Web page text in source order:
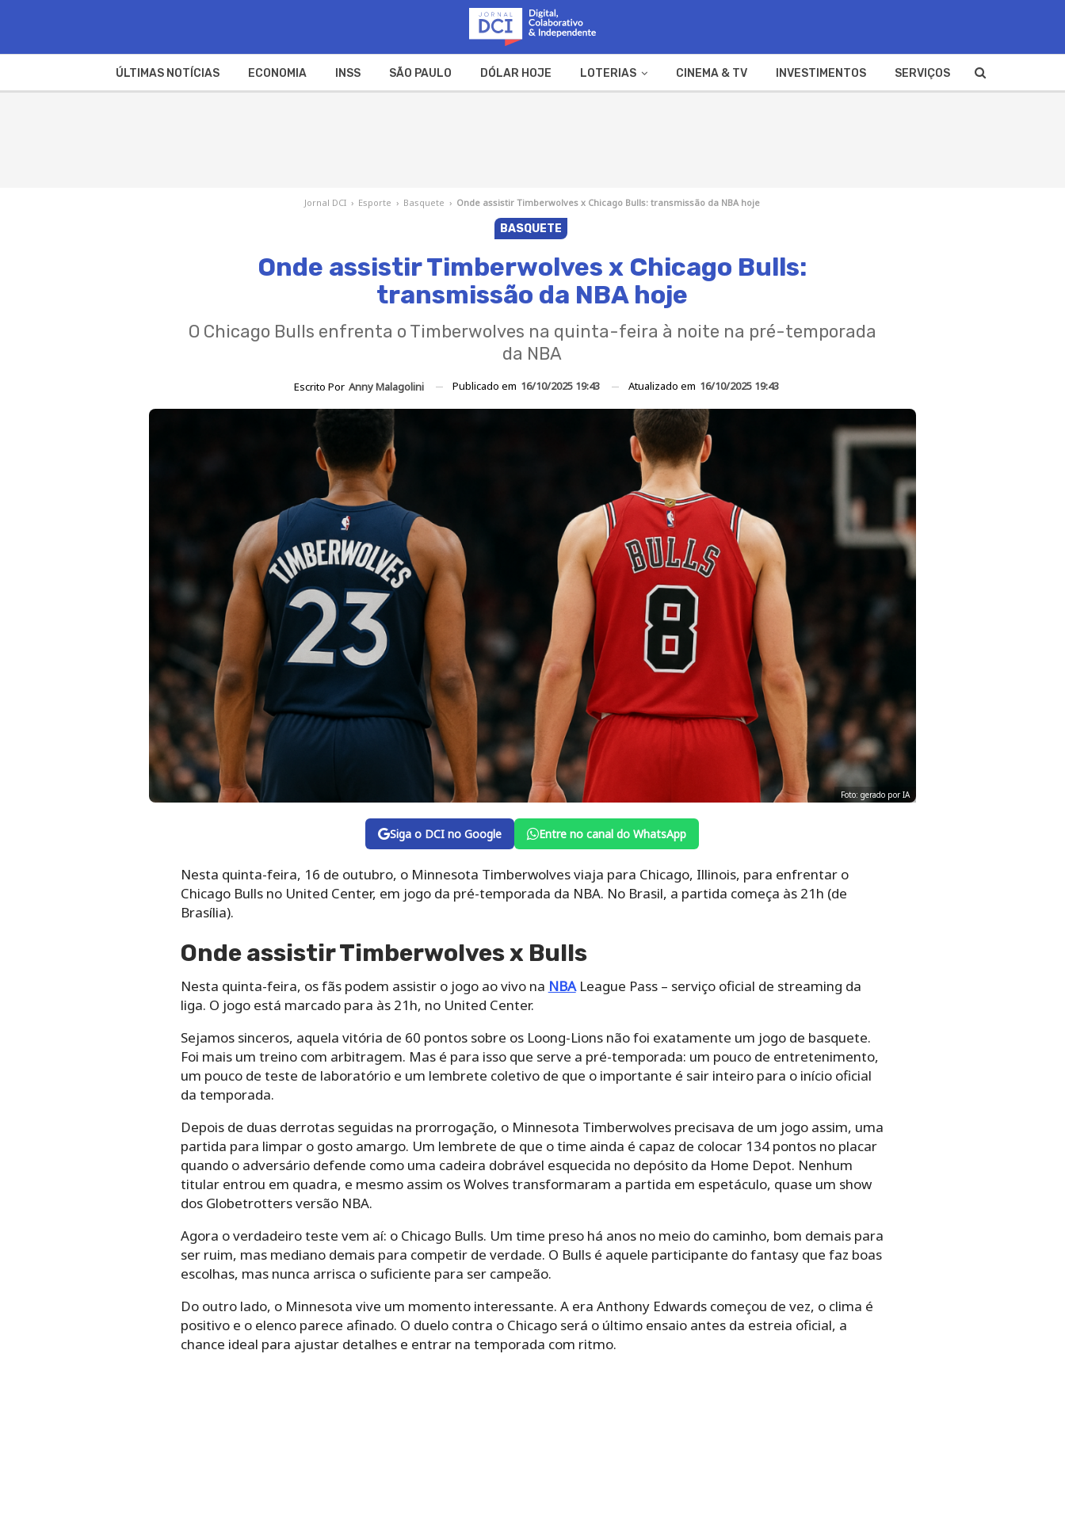
ÚLTIMAS NOTÍCIAS ECONOMIA INSS SÃO PAULO DÓLAR HOJE LOTERIAS CINEMA & TV INVESTIMENTOS SERVIÇOS
Jornal DCI › Esporte › Basquete › Onde assistir Timberwolves x Chicago Bulls: transmissão da NBA hoje
BASQUETE
Onde assistir Timberwolves x Chicago Bulls:
transmissão da NBA hoje
O Chicago Bulls enfrenta o Timberwolves na quinta-feira à noite na pré-temporada
da NBA
Escrito Por Anny Malagolini Publicado em 16/10/2025 19:43 Atualizado em 16/10/2025 19:43
Foto: gerado por IA
Siga o DCI no Google Entre no canal do WhatsApp
Nesta quinta-feira, 16 de outubro, o Minnesota Timberwolves viaja para Chicago, Illinois, para enfrentar o
Chicago Bulls no United Center, em jogo da pré-temporada da NBA. No Brasil, a partida começa às 21h (de
Brasília).
Onde assistir Timberwolves x Bulls
Nesta quinta-feira, os fãs podem assistir o jogo ao vivo na NBALeague Pass – serviço oficial de streaming da
liga. O jogo está marcado para às 21h, no United Center.
Sejamos sinceros, aquela vitória de 60 pontos sobre os Loong-Lions não foi exatamente um jogo de basquete.
Foi mais um treino com arbitragem. Mas é para isso que serve a pré-temporada: um pouco de entretenimento,
um pouco de teste de laboratório e um lembrete coletivo de que o importante é sair inteiro para o início oficial
da temporada.
Depois de duas derrotas seguidas na prorrogação, o Minnesota Timberwolves precisava de um jogo assim, uma
partida para limpar o gosto amargo. Um lembrete de que o time ainda é capaz de colocar 134 pontos no placar
quando o adversário defende como uma cadeira dobrável esquecida no depósito da Home Depot. Nenhum
titular entrou em quadra, e mesmo assim os Wolves transformaram a partida em espetáculo, quase um show
dos Globetrotters versão NBA.
Agora o verdadeiro teste vem aí: o Chicago Bulls. Um time preso há anos no meio do caminho, bom demais para
ser ruim, mas mediano demais para competir de verdade. O Bulls é aquele participante do fantasy que faz boas
escolhas, mas nunca arrisca o suficiente para ser campeão.
Do outro lado, o Minnesota vive um momento interessante. A era Anthony Edwards começou de vez, o clima é
positivo e o elenco parece afinado. O duelo contra o Chicago será o último ensaio antes da estreia oficial, a
chance ideal para ajustar detalhes e entrar na temporada com ritmo.